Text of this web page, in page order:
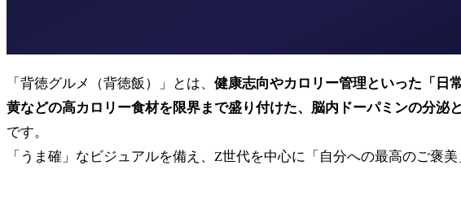
「背徳グルメ（背徳飯）」とは、 健康志向やカロリー管理といった「日
黄などの高カロリー食材を限界まで盛り付けた、脳内ドーパミンの分泌
です。
「うま確」なビジュアルを備え、Z世代を中心に「自分への最高のご褒